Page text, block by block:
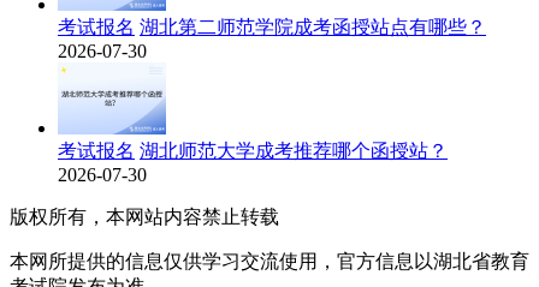
考试报名 湖北第二师范学院成考函授站点有哪些？
2026-07-30
考试报名 湖北师范大学成考推荐哪个函授站？
2026-07-30
版权所有，本网站内容禁止转载
本网所提供的信息仅供学习交流使用，官方信息以湖北省教育